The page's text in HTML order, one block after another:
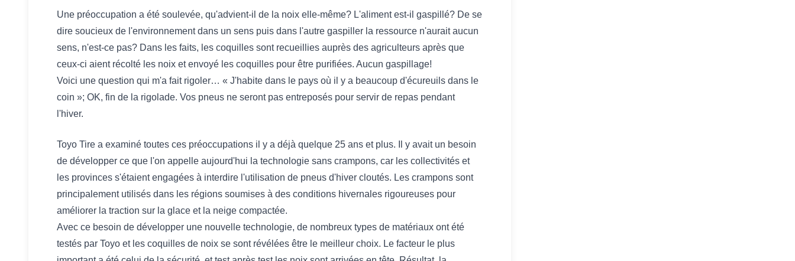
Une préoccupation a été soulevée, qu'advient-il de la noix elle-même? L'aliment est-il gaspillé? De se
dire soucieux de l'environnement dans un sens puis dans l'autre gaspiller la ressource n'aurait aucun
sens, n'est-ce pas? Dans les faits, les coquilles sont recueillies auprès des agriculteurs après que
ceux-ci aient récolté les noix et envoyé les coquilles pour être purifiées. Aucun gaspillage!
Voici une question qui m'a fait rigoler… « J'habite dans le pays où il y a beaucoup d'écureuils dans le
coin »; OK, fin de la rigolade. Vos pneus ne seront pas entreposés pour servir de repas pendant
l'hiver.
Toyo Tire a examiné toutes ces préoccupations il y a déjà quelque 25 ans et plus. Il y avait un besoin
de développer ce que l'on appelle aujourd'hui la technologie sans crampons, car les collectivités et
les provinces s'étaient engagées à interdire l'utilisation de pneus d'hiver cloutés. Les crampons sont
principalement utilisés dans les régions soumises à des conditions hivernales rigoureuses pour
améliorer la traction sur la glace et la neige compactée.
Avec ce besoin de développer une nouvelle technologie, de nombreux types de matériaux ont été
testés par Toyo et les coquilles de noix se sont révélées être le meilleur choix. Le facteur le plus